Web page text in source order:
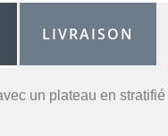
LIVRAISON
un plateau en